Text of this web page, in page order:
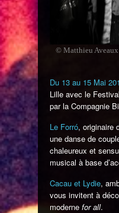
© Matthieu
Du 13 au 15 Mai
Lille avec le Festival
par la Compagnie
Le Forró, originaire
une danse de
chaleureux et
musical à base
Cacau et Lydie,
vous invitent à
moderne for all.